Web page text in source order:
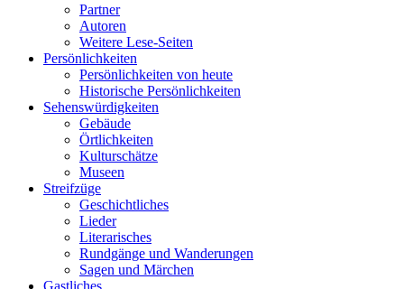
Partner
Autoren
Weitere Lese-Seiten
Persönlichkeiten
Persönlichkeiten von heute
Historische Persönlichkeiten
Sehenswürdigkeiten
Gebäude
Örtlichkeiten
Kulturschätze
Museen
Streifzüge
Geschichtliches
Lieder
Literarisches
Rundgänge und Wanderungen
Sagen und Märchen
Gastliches